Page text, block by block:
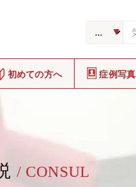
初めての方へ 症例写真
/ CONSUL